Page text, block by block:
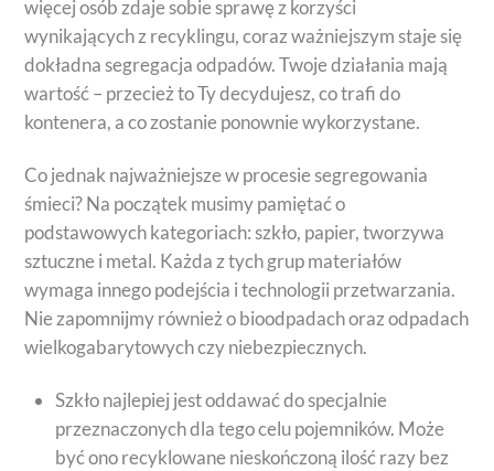
więcej osób zdaje sobie sprawę z korzyści
wynikających z recyklingu, coraz ważniejszym staje się
dokładna segregacja odpadów. Twoje działania mają
wartość – przecież to Ty decydujesz, co trafi do
kontenera, a co zostanie ponownie wykorzystane.
Co jednak najważniejsze w procesie segregowania
śmieci? Na początek musimy pamiętać o
podstawowych kategoriach: szkło, papier, tworzywa
sztuczne i metal. Każda z tych grup materiałów
wymaga innego podejścia i technologii przetwarzania.
Nie zapomnijmy również o bioodpadach oraz odpadach
wielkogabarytowych czy niebezpiecznych.
Szkło najlepiej jest oddawać do specjalnie
przeznaczonych dla tego celu pojemników. Może
być ono recyklowane nieskończoną ilość razy bez